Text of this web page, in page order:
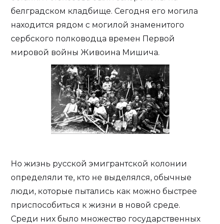
белградском кладбище. Сегодня его могила
находится рядом с могилой знаменитого
сербского полководца времен Первой
мировой войны Живоина Мишича.
Но жизнь русской эмигрантской колонии
определяли те, кто не выделялся, обычные
люди, которые пытались как можно быстрее
приспособиться к жизни в новой среде.
Среди них было множество государственных